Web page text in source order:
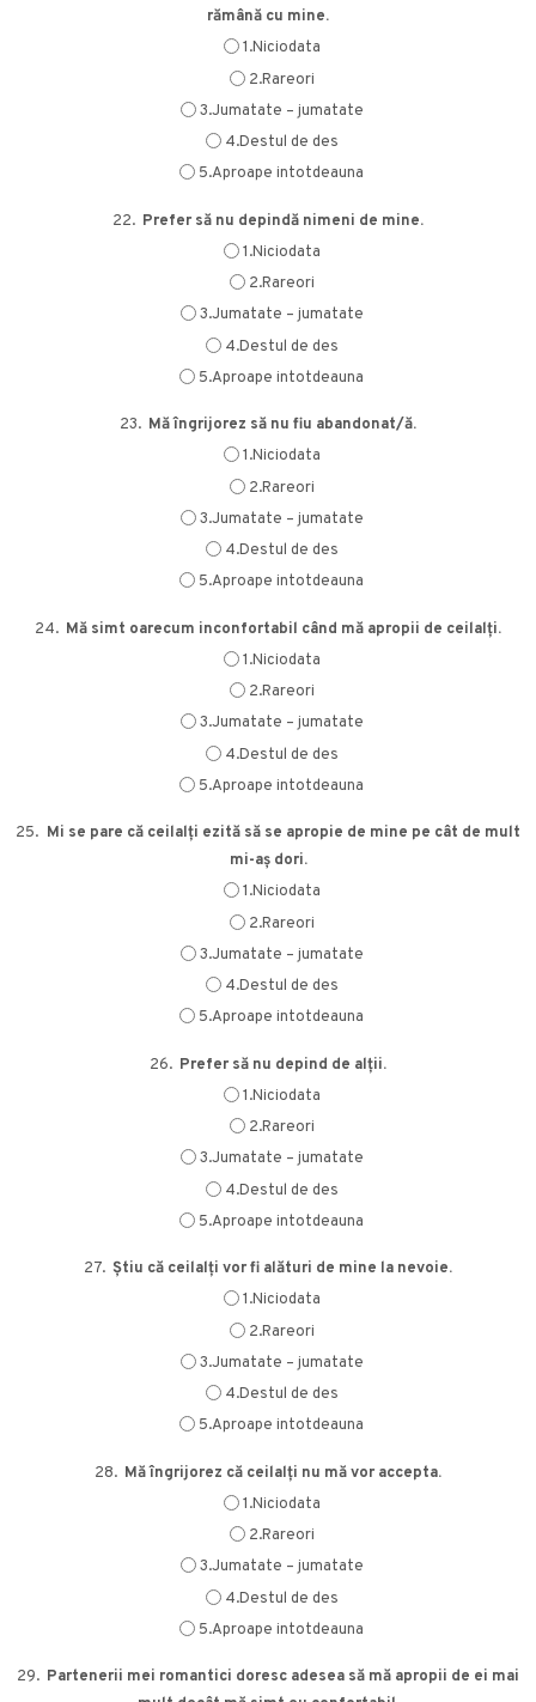
rămână cu mine.
1.Niciodata
2.Rareori
3.Jumatate – jumatate
4.Destul de des
5.Aproape intotdeauna
22. Prefer să nu depindă nimeni de mine.
1.Niciodata
2.Rareori
3.Jumatate – jumatate
4.Destul de des
5.Aproape intotdeauna
23. Mă îngrijorez să nu fiu abandonat/ă.
1.Niciodata
2.Rareori
3.Jumatate – jumatate
4.Destul de des
5.Aproape intotdeauna
24. Mă simt oarecum inconfortabil când mă apropii de ceilalți.
1.Niciodata
2.Rareori
3.Jumatate – jumatate
4.Destul de des
5.Aproape intotdeauna
25. Mi se pare că ceilalți ezită să se apropie de mine pe cât de mult
mi-aș dori.
1.Niciodata
2.Rareori
3.Jumatate – jumatate
4.Destul de des
5.Aproape intotdeauna
26. Prefer să nu depind de alții.
1.Niciodata
2.Rareori
3.Jumatate – jumatate
4.Destul de des
5.Aproape intotdeauna
27. Știu că ceilalți vor fi alături de mine la nevoie.
1.Niciodata
2.Rareori
3.Jumatate – jumatate
4.Destul de des
5.Aproape intotdeauna
28. Mă îngrijorez că ceilalți nu mă vor accepta.
1.Niciodata
2.Rareori
3.Jumatate – jumatate
4.Destul de des
5.Aproape intotdeauna
29. Partenerii mei romantici doresc adesea să mă apropii de ei mai